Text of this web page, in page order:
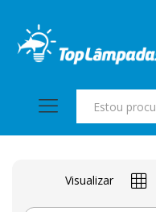
Visualizar